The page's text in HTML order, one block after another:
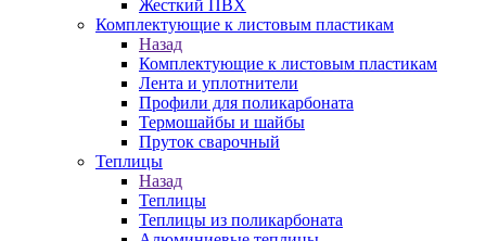
Жесткий ПВХ
Комплектующие к листовым пластикам
Назад
Комплектующие к листовым пластикам
Лента и уплотнители
Профили для поликарбоната
Термошайбы и шайбы
Пруток сварочный
Теплицы
Назад
Теплицы
Теплицы из поликарбоната